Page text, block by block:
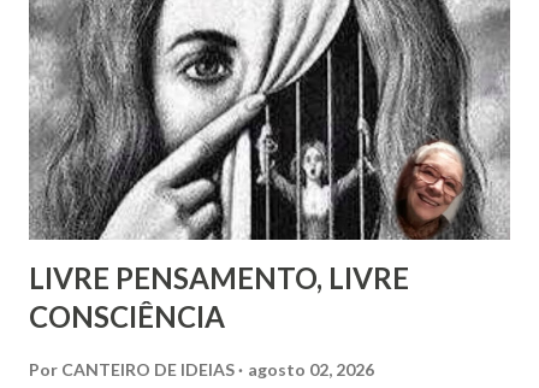
Fortaleza, conseguimos montar a maior parte desse
intricado quebra-cabeças, cujas informações
compartilhamos neste mês em que relembramos os 180
anos de seu nascimento. Bezerra casou-se...
LIVRE PENSAMENTO, LIVRE
CONSCIÊNCIA
Por CANTEIRO DE IDEIAS agosto 02, 2026